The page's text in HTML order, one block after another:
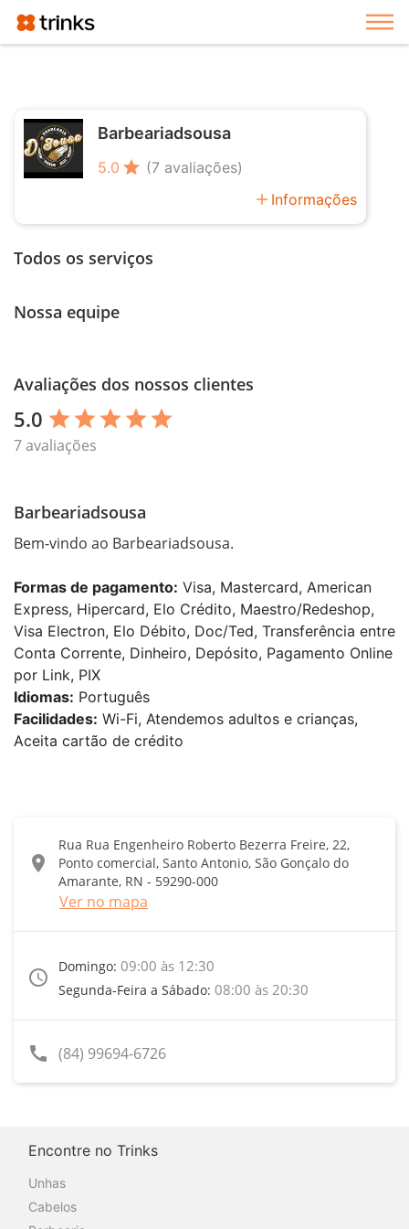
Barbeariadsousa
5.0 star (7 avaliações)
add Informações
Todos os serviços
Nossa equipe
Avaliações dos nossos clientes
5.0 star star star star star
7 avaliações
Barbeariadsousa
Bem-vindo ao Barbeariadsousa.
Formas de pagamento: Visa, Mastercard, American
Express, Hipercard, Elo Crédito, Maestro/Redeshop,
Visa Electron, Elo Débito, Doc/Ted, Transferência entre
Conta Corrente, Dinheiro, Depósito, Pagamento Online
por Link, PIX
Idiomas: Português
Facilidades: Wi-Fi, Atendemos adultos e crianças,
Aceita cartão de crédito
location_on
Rua Rua Engenheiro Roberto Bezerra Freire, 22,
Ponto comercial, Santo Antonio, São Gonçalo do
Amarante, RN - 59290-000
Ver no mapa
access_time
Domingo: 09:00 às 12:30
Segunda-Feira a Sábado: 08:00 às 20:30
call (84) 99694-6726
Encontre no Trinks
Unhas
Cabelos